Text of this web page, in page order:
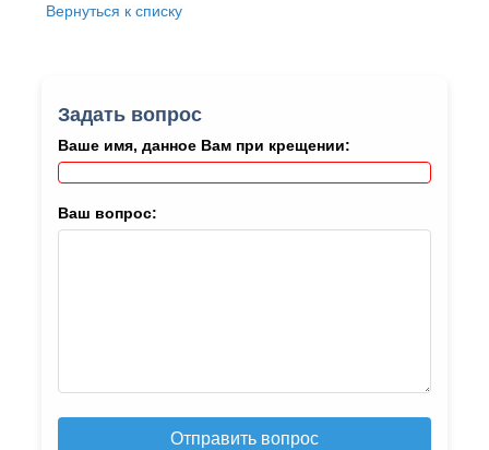
Вернуться к списку
Задать вопрос
Ваше имя, данное Вам при крещении:
Ваш вопрос:
Отправить вопрос